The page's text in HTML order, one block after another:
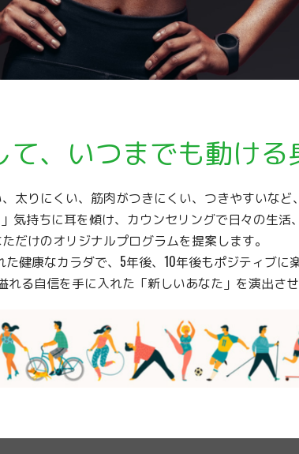
て、いつまでも動ける
太りにくい、筋肉がつきにくい、つきやすいな
気持ちに耳を傾け、カウンセリングで日々の生
だけのオリジナルプログラムを提案します。
た健康なカラダで、5年後、10年後もポジティブに
れる自信を手に入れた「新しいあなた」を演出さ